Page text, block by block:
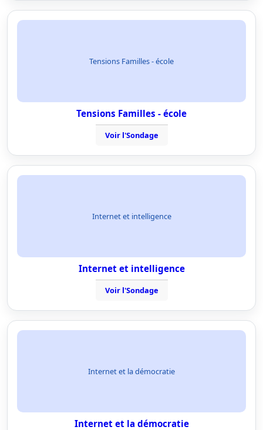
Tensions Familles - école
Tensions Familles - école
Voir l'Sondage
Internet et intelligence
Internet et intelligence
Voir l'Sondage
Internet et la démocratie
Internet et la démocratie